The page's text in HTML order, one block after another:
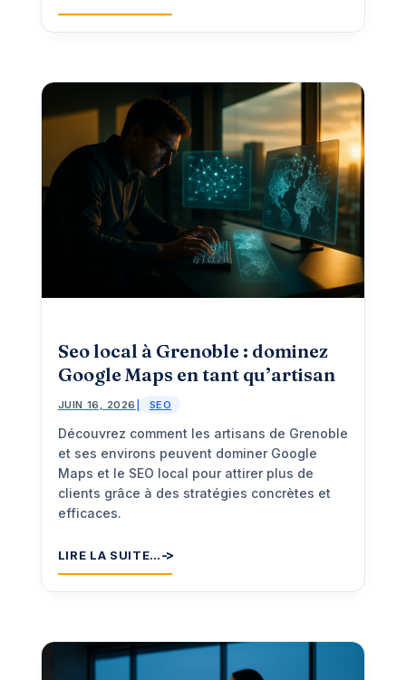
Seo local à Grenoble : dominez
Google Maps en tant qu’artisan
JUIN 16, 2026 SEO
Découvrez comment les artisans de Grenoble
et ses environs peuvent dominer Google
Maps et le SEO local pour attirer plus de
clients grâce à des stratégies concrètes et
efficaces.
LIRE LA SUITE…